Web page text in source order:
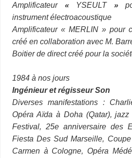
Amplificateur « YSEULT »
instrument électroacoustique
Amplificateur « MERLIN » pour
créé en collaboration avec M.
Boitier de direct créé pour la
1984 à nos jours
Ingénieur et régisseur Son
Diverses manifestations :
Opéra Aïda à Doha (Qatar),
Festival, 25e anniversaire des
Fiesta Des Sud Marseille,
Carmen à Cologne, Opéra